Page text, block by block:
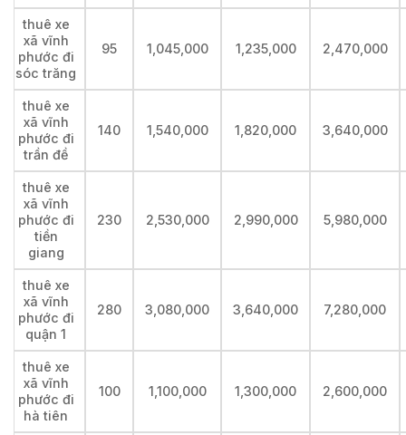
thuê xe
xã vĩnh
phước đi
sóc trăng
95 1,045,000 1,235,000 2,470,000
thuê xe
xã vĩnh
phước đi
trần đề
140 1,540,000 1,820,000 3,640,000
thuê xe
xã vĩnh
phước đi
tiền
giang
230 2,530,000 2,990,000 5,980,000
thuê xe
xã vĩnh
phước đi
quận 1
280 3,080,000 3,640,000 7,280,000
thuê xe
xã vĩnh
phước đi
hà tiên
100 1,100,000 1,300,000 2,600,000